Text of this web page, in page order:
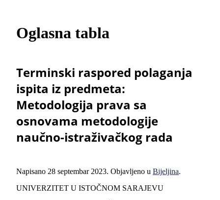
Oglasna tabla
Terminski raspored polaganja
ispita iz predmeta:
Metodologija prava sa
osnovama metodologije
naučno-istraživačkog rada
Napisano 28 septembar 2023. Objavljeno u Bijeljina.
UNIVERZITET U ISTOČNOM SARAJEVU